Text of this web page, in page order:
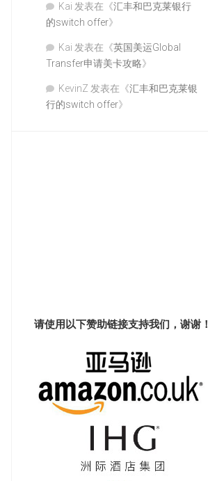
Kai 发表在《汇丰和巴克莱银行
的switch offer》
Kai 发表在《英国美运Global
Transfer申请美卡攻略》
KevinZ 发表在《汇丰和巴克莱银
行的switch offer》
请使用以下赞助链接支持我们，谢谢！